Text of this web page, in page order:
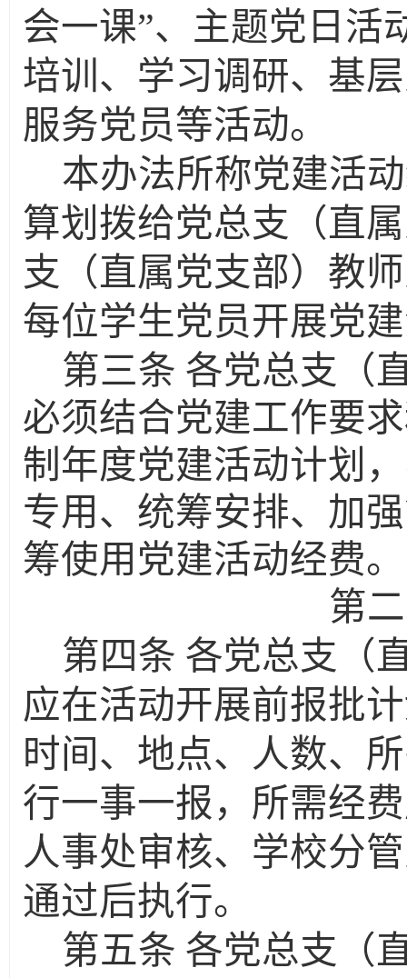
会一课”、主题党日活
培训、学习调研、基
服务党员等活动。
本办法所称党建活
算划拨给党总支（直
支（直属党支部）教
每位学生党员开展党
第三条 各党总支（
必须结合党建工作要
制年度党建活动计划
专用、统筹安排、加
筹使用党建活动经费。
第
第四条 各党总支（
应在活动开展前报批
时间、地点、人数、
行一事一报，所需经
人事处审核、学校分
通过后执行。
第五条 各党总支（